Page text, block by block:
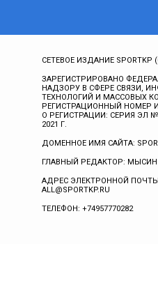
СЕТЕВОЕ ИЗДАНИЕ SPORTKP
ЗАРЕГИСТРИРОВАНО
НАДЗОРУ В СФЕРЕ СВЯЗИ,
ТЕХНОЛОГИЙ И МАССОВЫХ
РЕГИСТРАЦИОННЫЙ НОМЕР
О РЕГИСТРАЦИИ: СЕРИЯ ЭЛ №
2021 Г.
ДОМЕННОЕ ИМЯ САЙТА:
ГЛАВНЫЙ РЕДАКТОР: МЫСИН
АДРЕС ЭЛЕКТРОННОЙ
ALL@SPORTKP.RU
ТЕЛЕФОН: +74957770282